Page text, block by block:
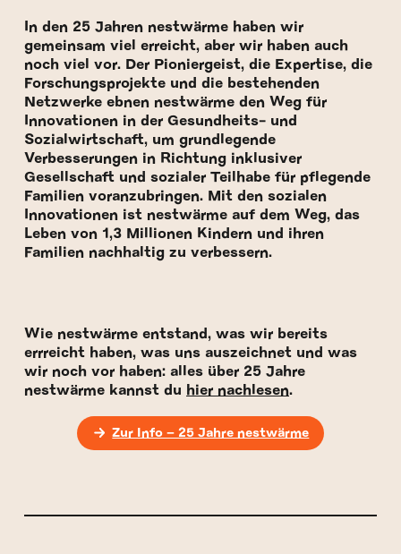
In den 25 Jahren nestwärme haben wir
gemeinsam viel erreicht, aber wir haben auch
noch viel vor. Der Pioniergeist, die Expertise, die
Forschungsprojekte und die bestehenden
Netzwerke ebnen nestwärme den Weg für
Innovationen in der Gesundheits- und
Sozialwirtschaft, um grundlegende
Verbesserungen in Richtung inklusiver
Gesellschaft und sozialer Teilhabe für pflegende
Familien voranzubringen. Mit den sozialen
Innovationen ist nestwärme auf dem Weg, das
Leben von 1,3 Millionen Kindern und ihren
Familien nachhaltig zu verbessern.
Wie nestwärme entstand, was wir bereits
errreicht haben, was uns auszeichnet und was
wir noch vor haben: alles über 25 Jahre
nestwärme kannst du hier nachlesen.
Zur Info – 25 Jahre nestwärme